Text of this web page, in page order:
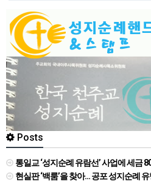
Posts
통일교 ‘성지순례 유람선’ 사업에 세금
현실판 ‘백룸’을 찾아… 공포 성지순례 유